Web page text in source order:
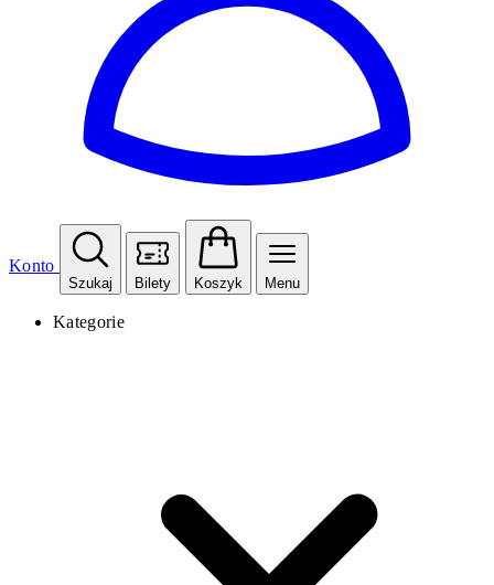
Konto
Szukaj Bilety Koszyk Menu
Kategorie